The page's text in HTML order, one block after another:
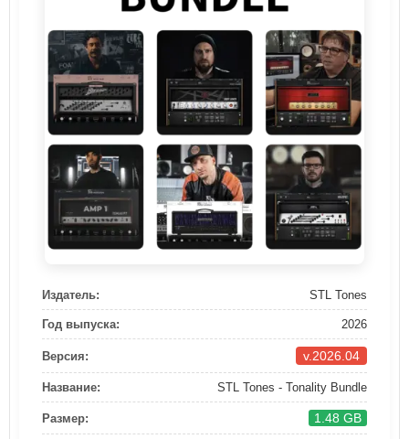
Издатель: STL Tones
Год выпуска: 2026
Версия: v.2026.04
Название: STL Tones - Tonality Bundle
Размер: 1.48 GB